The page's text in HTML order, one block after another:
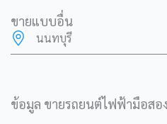
ขายแบบอื่น
นนทบุรี
ข้อมูล ขายรถยนต์ไฟฟ้ามือสอ